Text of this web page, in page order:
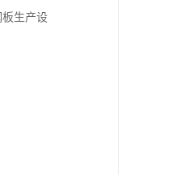
生产设